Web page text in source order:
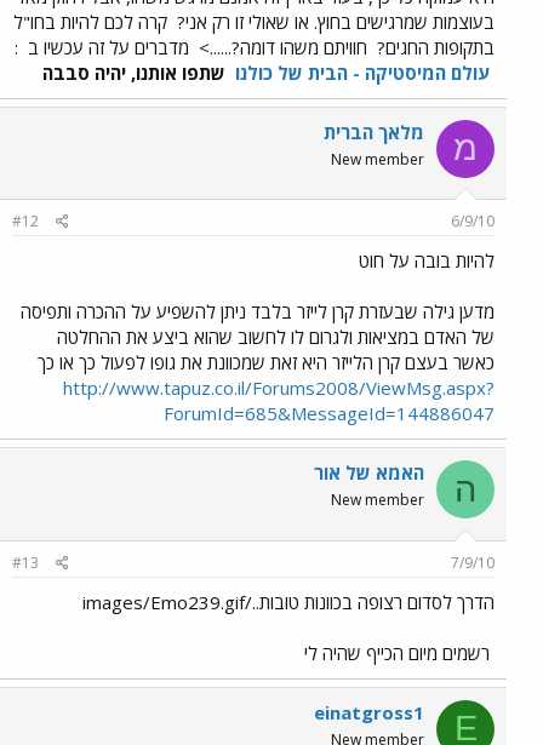
בעוצמות שמרגישים בחוץ. או שאולי זו רק אני? קרה לכם להיות בחו"ל
בתקופות החגים? חוויתם משהו דומה?......> מדברים על זה עכשיו ב :
עולם המיסטיקה - הבית של כולנו שתפו אותנו, יהיה סבבה
מ מלאך הברית
New member
6/9/10
#12
להיות בובה על חוט
מדען גילה שבעזרת קרן לייזר בלבד ניתן להשפיע על ההכרה ותפיסה
של האדם במציאות ולגרום לו לחשוב שהוא ביצע את ההחלטה
כאשר בעצם קרן הלייזר היא זאת שמכוונת את גופו לפעול כך או כך
http://www.tapuz.co.il/Forums2008/ViewMsg.aspx?
ForumId=685&MessageId=144886047
ה האמא של אור
New member
7/9/10
#13
הדרך לסדום רצופה בכוונות טובות../images/Emo239.gif
רשמים מיום הכייף שהיה לי
E
einatgross1
New member